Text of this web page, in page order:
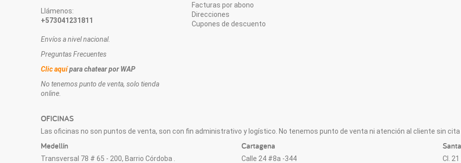
Llámenos:
+573041231811
Envíos a nivel nacional.
Preguntas Frecuentes
Clic aquípara chatear por WAP
No tenemos punto de venta, solo tienda
online.
OFICINAS
Las oficinas no son puntos de venta, son con fin administrativo y logístico. No tenemos punto de venta ni atención al cliente sin cita
Medellín
Transversal 78 # 65 - 200, Barrio Córdoba .
Cartagena
Calle 24 #8a -344
Cl.
Facturas por abono
Direcciones
Cupones de descuento